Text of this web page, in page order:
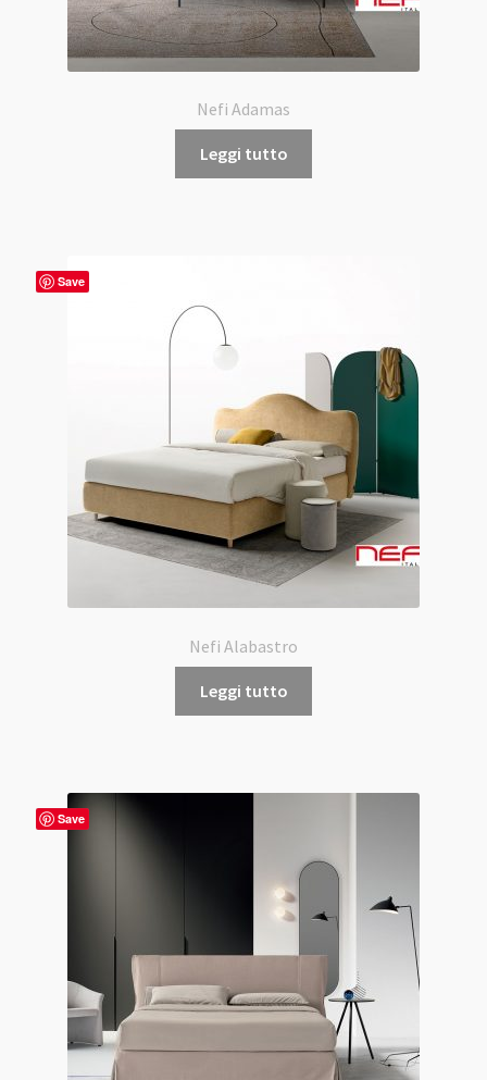
Nefi Adamas
Leggi tutto
Save
Nefi Alabastro
Leggi tutto
Save